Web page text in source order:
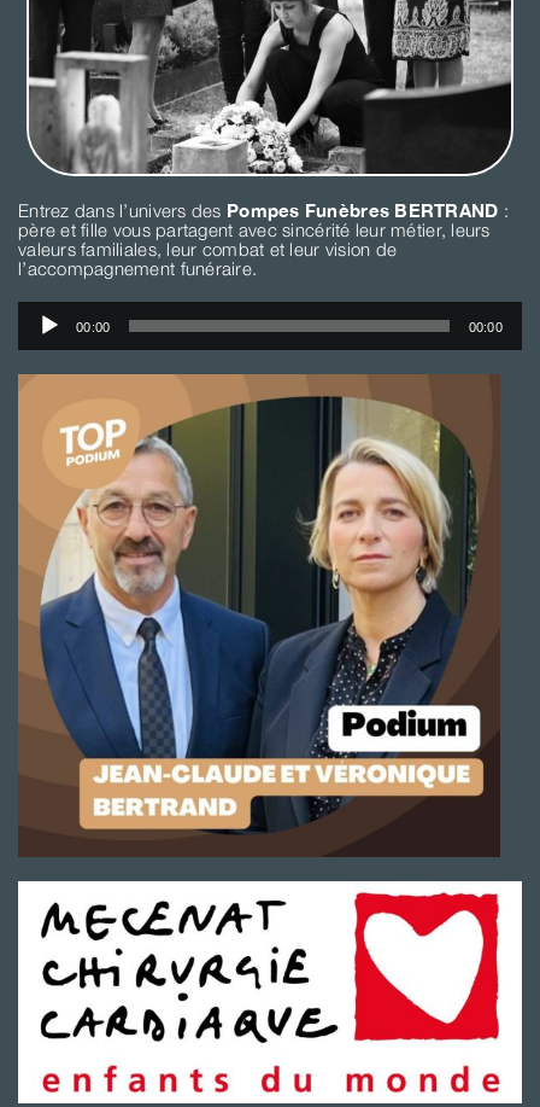
Entrez dans l’univers des Pompes Funèbres BERTRAND :
père et fille vous partagent avec sincérité leur métier, leurs
valeurs familiales, leur combat et leur vision de
l’accompagnement funéraire.
Lecteur
audio
00:00 00:00